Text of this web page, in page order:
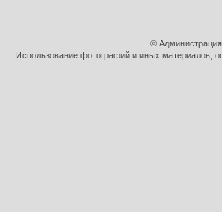
©
Использование фотографий и иных материалов,